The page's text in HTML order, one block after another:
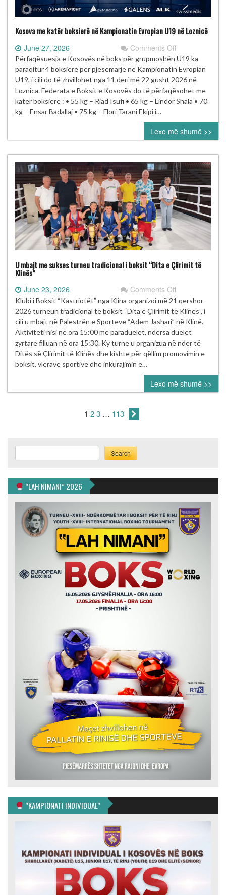
Kosova me katër boksierë në Kampionatin Evropian U19 në Loznicë
June 27, 2026 Comments Offon
Kosova
me
katër
boksierë
në
Evropian
U19
në
Loznicë
Përfaqësuesja e Kosovës në boks për grupmoshën U19 ka
paraqitur 4 boksierë per pjesëmarje në Kampionatin Evropian
U19, i cili do të zhvillohet nga 11 deri më 22 gusht 2026 në
Loznica. Federata e Boksit e Kosovës do të përfaqësohet me
katër boksierë : • 55 kg – Riad Isufi • 65 kg – Lindor Shala • 70
kg – Ensar Badallaj • 75 kg – Flori Tarani Ekipi i…
Lexo më shumë >>
U mbajt me sukses turneu tradicional i boksit “Dita e Çlirimit të
Klinës”
June 23, 2026 Comments Offon
U
mbajt
me
sukses
turneu
tradicional
boksit
“Dita
e
Klubi i Boksit “Kastriotët” nga Klina organizoi më 21 qershor
2026 turneun tradicional të boksit “Dita e Çlirimit të Klinës”, i
cili u mbajt në Palestrën e Sporteve “Adem Jashari” në Klinë.
Aktiviteti nisi në ora 15:00 me paraduelet, ndërsa duelet
zyrtare filluan në ora 15:30. Ky turne u organizua në nder të
Ditës së Çlirimit të Klinës dhe kishte për qëllim promovimin e
boksit, vlerave sportive dhe inkurajimin e…
Lexo më shumë >>
1 23 … 113
Search Search
”LAH NIMANI” 2026
”KAMPIONATI INDIVIDUAL”